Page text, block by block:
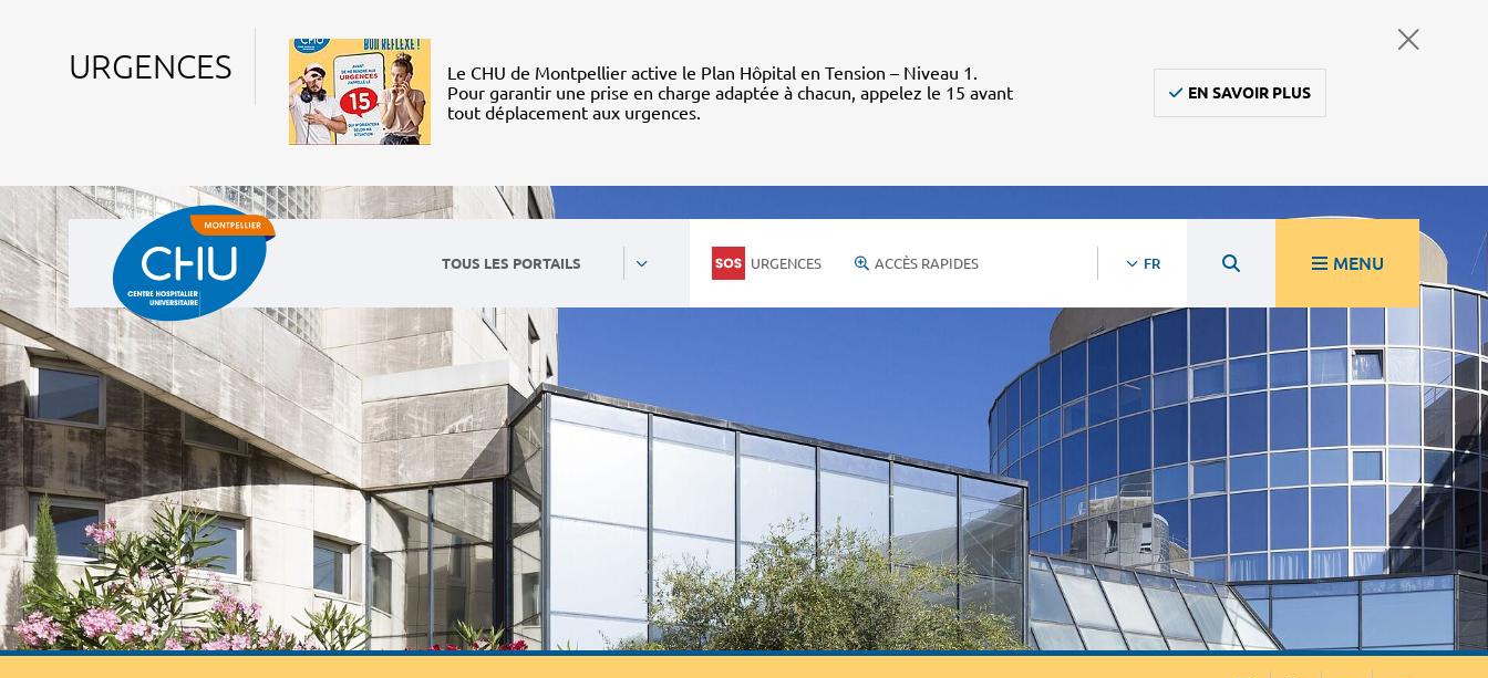
URGENCES
Le CHU de Montpellier active le Plan Hôpital en Tension – Niveau 1.
Pour garantir une prise en charge adaptée à chacun, appelez le 15 avant
tout déplacement aux urgences.
EN SAVOIR PLUS
TOUS LES PORTAILS URGENCES ACCÈS RAPIDES FR MENU